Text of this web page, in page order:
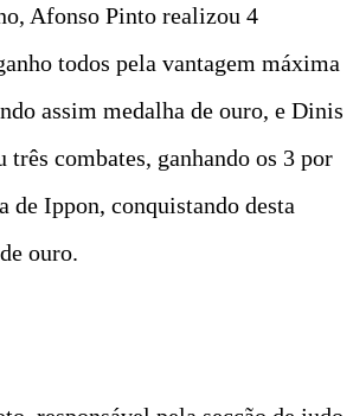
Afonso Pinto realizou 4
todos pela vantagem máxima
assim medalha de ouro, e Dinis
três combates, ganhando os 3 por
de Ippon, conquistando desta
ouro.